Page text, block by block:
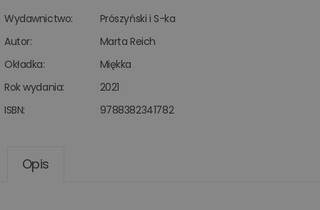
Wydawnictwo:
Prószyński i S-ka
Autor:
Marta Reich
Okładka:
Miękka
Rok wydania:
2021
ISBN:
9788382341782
Opis